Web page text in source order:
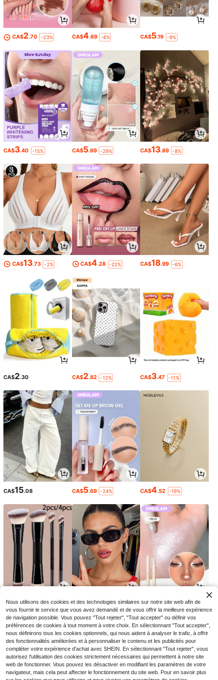
CA$2.70 -23% CA$4.69 -8% CA$5.19 -9%
CA$3.40 -15% CA$5.69 -29% CA$13.89 -8%
CA$13.73 -2% CA$4.28 -22% CA$18.99 -6%
CA$2.30 CA$2.82 -12% CA$3.47 -11%
CA$15.08 CA$5.69 -24% CA$4.52 -19%
CA$1 .88 -25% CA$3.22 -8% CA$2.70 -32%
Nous utilisons des cookies et des technologies similaires sur notre site web afin de
vous fournir le service que vous avez demandé et de vous offrir la meilleure expérience
de navigation possible. Vous pouvez "Tout rejeter", "Tout accepter" ou définir vos
préférences de cookies à tout moment à votre choix. En sélectionnant "Tout accepter",
nous définirons tous les cookies optionnels, qui nous aident à analyser le trafic, à offrir
des fonctionnalités améliorées et à personnaliser le contenu et les publicités pour
compléter votre expérience d'achat avec SHEIN. En sélectionnant "Tout rejeter", vous
autorisez l'utilisation des cookies strictement nécessaires qui permettent à notre site
web de fonctionner. Vous pouvez les désactiver en modifiant les paramètres de votre
navigateur, mais cela peut affecter le fonctionnement du site web. Pour en savoir plus